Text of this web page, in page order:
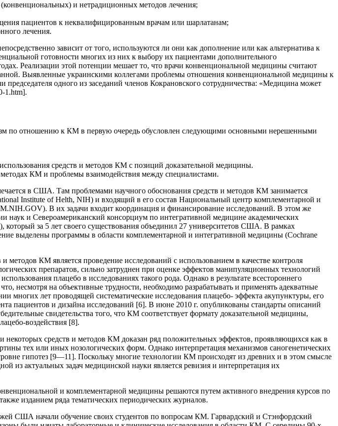
и нетрадиционных методов лечения;
пациентов к неквалифицированным врачам или шарлатанам;
лечения.
зависит от того, используются ли они как дополнение или как альтернатива к
готовности многих из них к выбору их пациентами дополнительного
Реализации этой потенции мешает то, что врачи конвенциональной медицины считают
Выявленные украинскими коллегами проблемы отношения конвенциональной медицины к
одного из заседаний членов Кокрановского сотрудничества: «Медицина может
1.htm].
по отношению к КМ в первую очередь обусловлен следующими основными нерешенными
средств и методов КМ с позиций доказательной медицины.
КМ и проблемы взаимодействия между специалистами.
в США. Там проблемами научного обоснования средств и методов КМ занимается
Institute of Helth, NIH) и входящий в его состав Национальный центр комплементарной и
В их задачи входит координация и финансирование исследований. В этом же
и Североамериканский консорциум по интегративной медицине академических
за 5 лет своего существования объединил 27 университетов США. В рамках
выделены программы в области комплементарной и интегративной медицины (Cochrane
КМ является проведение исследований с использованием в качестве контроля
препаратов, сильно затруднен при оценке эффектов манипуляционных технологий
плацебо в исследованиях такого рода. Однако в результате всестороннего
несмотря на объективные трудности, необходимо разрабатывать и применять адекватные
многих лет проводящей систематические исследования плацебо- эффекта акупунктуры, его
пациентов и дизайна исследований [6]. В июне 2010 г. опубликованы стандарты описаний
свидетельства того, что КМ соответствует формату доказательной медицины,
воздействия [8].
средств и методов КМ доказан ряд положительных эффектов, проявляющихся как в
тех или иных нозологических форм. Однако интерпретация механизмов саногенетических
гипотез [9—11]. Поскольку многие технологии КМ происходят из древних и в этом смысле
из актуальных задач медицинской науки является ревизия и интерпретация их
и комплементарной медицины решаются путем активного внедрения курсов по
изданием ряда тематических периодических журналов.
США начали обучение своих студентов по вопросам КМ. Гарвардский и Стэнфордский